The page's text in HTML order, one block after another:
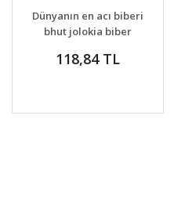
DETAYLAR SEPETE EKLE
Dünyanın en acı biberi
bhut jolokia biber
118,84 TL